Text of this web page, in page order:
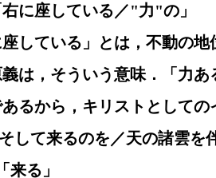
右に座している／"力"の」
している」とは，不動の地
は，そういう意味．「力
るから，キリストとして
して来るのを／天の諸雲を
来る」